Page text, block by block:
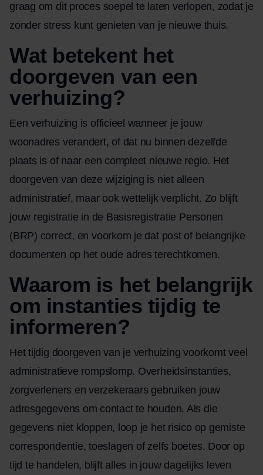
graag om dit proces soepel te laten verlopen, zodat je
zonder stress kunt genieten van je nieuwe thuis.
Wat betekent het
doorgeven van een
verhuizing?
Een verhuizing is officieel wanneer je jouw
woonadres verandert, of dat nu binnen dezelfde
plaats is of naar een compleet nieuwe regio. Het
doorgeven van deze wijziging is niet alleen
administratief, maar ook wettelijk verplicht. Zo blijft
jouw registratie in de Basisregistratie Personen
(BRP) correct, en voorkom je dat post of belangrijke
documenten op het oude adres terechtkomen.
Waarom is het belangrijk
om instanties tijdig te
informeren?
Het tijdig doorgeven van je verhuizing voorkomt veel
administratieve rompslomp. Overheidsinstanties,
zorgverleners en verzekeraars gebruiken jouw
adresgegevens om contact te houden. Als die
gegevens niet kloppen, loop je het risico op gemiste
correspondentie, toeslagen of zelfs boetes. Door op
tijd te handelen, blijft alles in jouw dagelijks leven